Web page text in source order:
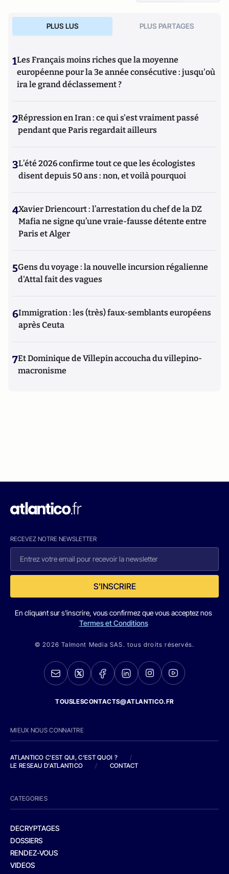
PLUS LUS PLUS PARTAGES
1Les Français moins riches que la moyenne
européenne pour la 3e année consécutive : jusqu'où
ira le grand déclassement ?
2Répression en Iran : ce qui s'est vraiment passé
pendant que Paris regardait ailleurs
3L’été 2026 confirme tout ce que les écologistes
disent depuis 50 ans : non, et voilà pourquoi
4Xavier Driencourt : l’arrestation du chef de la DZ
Mafia ne signe qu’une vraie-fausse détente entre
Paris et Alger
5Gens du voyage : la nouvelle incursion régalienne
d'Attal fait des vagues
6Immigration : les (très) faux-semblants européens
après Ceuta
7Et Dominique de Villepin accoucha du villepino-
macronisme
RECEVEZ NOTRE NEWSLETTER
S'INSCRIRE
En cliquant sur s'inscrire, vous confirmez que vous acceptez nos
Termes et Conditions
© 2026 Talmont Media SAS. tous droits réservés.
TOUSLESCONTACTS@ATLANTICO.FR
MIEUX NOUS CONNAITRE
ATLANTICO C'EST QUI, C'EST QUOI ?
/
LE RESEAU D'ATLANTICO
/ CONTACT
CATEGORIES
DECRYPTAGES
DOSSIERS
RENDEZ-VOUS
VIDEOS